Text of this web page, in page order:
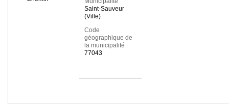
Saint-Sauveur
(Ville)
Code
géographique de
la municipalité
77043